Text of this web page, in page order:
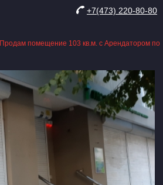
+7(473) 220-80-80
Продам помещение 103 кв.м. с Арендатором по